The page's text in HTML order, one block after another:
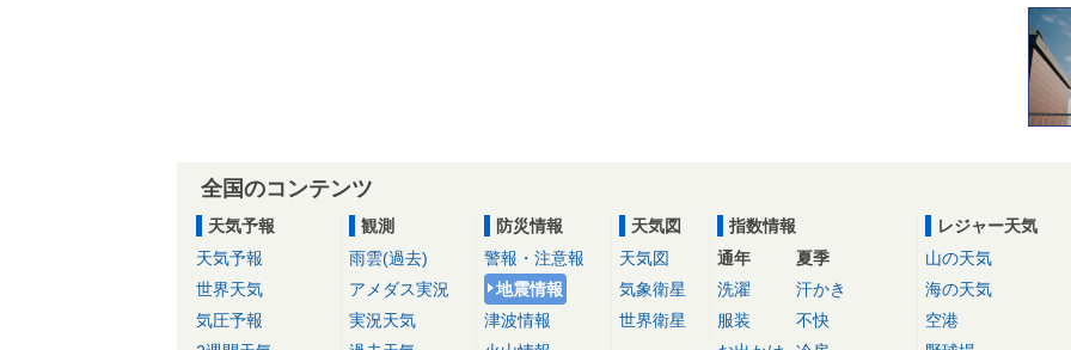
全国のコンテンツ
天気予報
天気予報
世界天気
気圧予報
観測
雨雲(過去)
アメダス実況
実況天気
防災情報
警報・注意報
地震情報
津波情報
天気図
天気図
気象衛星
世界衛星
指数情報
通年
洗濯
服装
夏季
汗かき
不快
レジャー天気
山の天気
海の天気
空港